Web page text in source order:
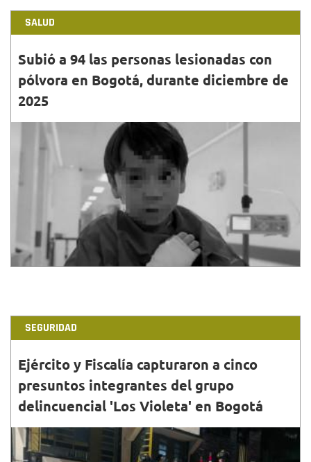
SALUD
Subió a 94 las personas lesionadas con
pólvora en Bogotá, durante diciembre de
2025
31•DIC•2025
Según el reporte más reciente de la Secretaría
Distrital de Salud, los afectados son 23 son menores
de edad y 71 son mayores de 18 años.
SEGURIDAD
Ejército y Fiscalía capturaron a cinco
presuntos integrantes del grupo
delincuencial 'Los Violeta' en Bogotá
31•DIC•2025